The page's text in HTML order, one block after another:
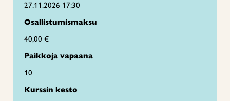
27.11.2026 17:30
Osallistumismaksu
40,00 €
Paikkoja vapaana
10
Kurssin kesto